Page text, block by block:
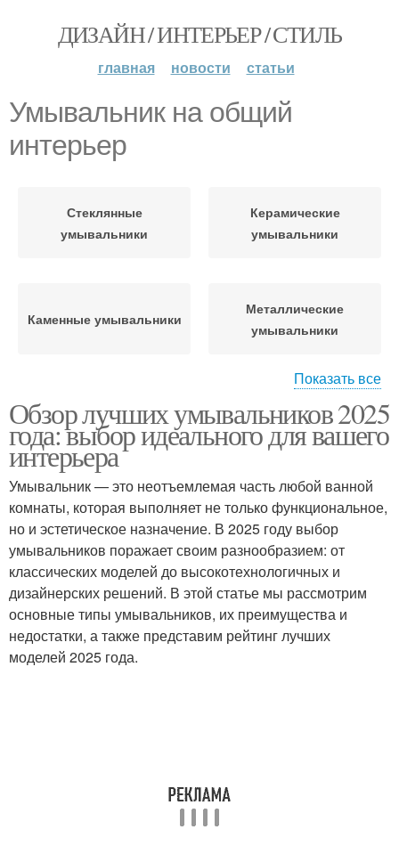
ДИЗАЙН / ИНТЕРЬЕР / СТИЛЬ
главная новости статьи
Умывальник на общий
интерьер
Стеклянные
умывальники
Керамические
умывальники
Каменные умывальники
Металлические
умывальники
умывальник
Чугунные умывальники
Умывальники с
сенсорным краном
Показать все
Обзор лучших умывальников 2025
года: выбор идеального для вашего
интерьера
Умывальник — это неотъемлемая часть любой ванной
комнаты, которая выполняет не только функциональное,
но и эстетическое назначение. В 2025 году выбор
умывальников поражает своим разнообразием: от
классических моделей до высокотехнологичных и
дизайнерских решений. В этой статье мы рассмотрим
основные типы умывальников, их преимущества и
недостатки, а также представим рейтинг лучших
моделей 2025 года.